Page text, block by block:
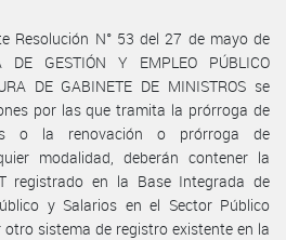
Resolución N° 53 del 27 de mayo de
GESTIÓN Y EMPLEO PÚBLICO
DE GABINETE DE MINISTROS se
por las que tramita la prórroga de
o la renovación o prórroga de
modalidad, deberán contener la
registrado en la Base Integrada de
y Salarios en el Sector Público
otro sistema de registro existente en la